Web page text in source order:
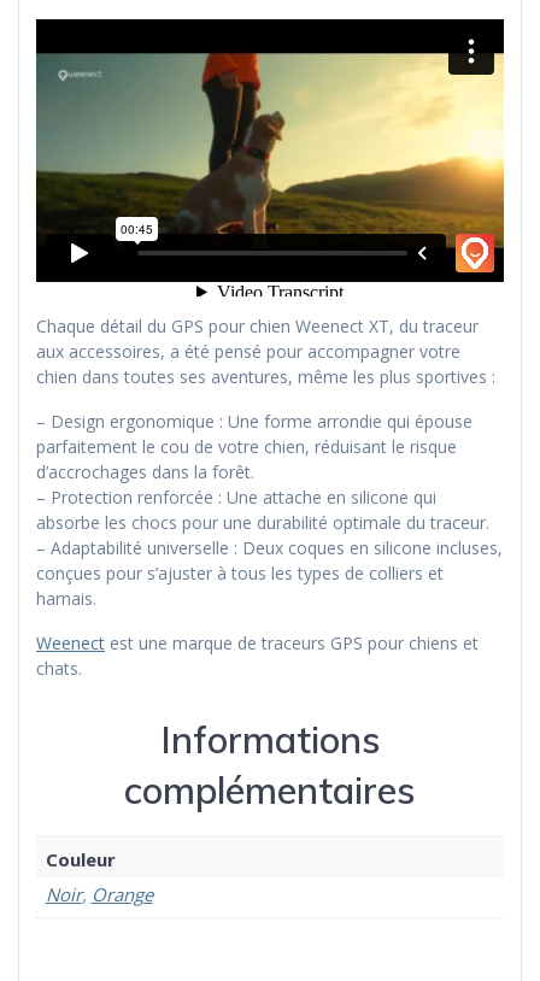
Chaque détail du GPS pour chien Weenect XT, du traceur
aux accessoires, a été pensé pour accompagner votre
chien dans toutes ses aventures, même les plus sportives :
– Design ergonomique : Une forme arrondie qui épouse
parfaitement le cou de votre chien, réduisant le risque
d’accrochages dans la forêt.
– Protection renforcée : Une attache en silicone qui
absorbe les chocs pour une durabilité optimale du traceur.
– Adaptabilité universelle : Deux coques en silicone incluses,
conçues pour s’ajuster à tous les types de colliers et
harnais.
Weenect est une marque de traceurs GPS pour chiens et
chats.
Informations
complémentaires
Couleur
Noir, Orange